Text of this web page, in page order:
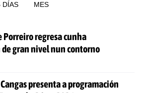
DÍAS MES
Porreiro regresa cunha
gran nivel nun contorno
presenta a programación